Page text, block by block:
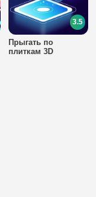
Прыгать по
плиткам 3D
3.5